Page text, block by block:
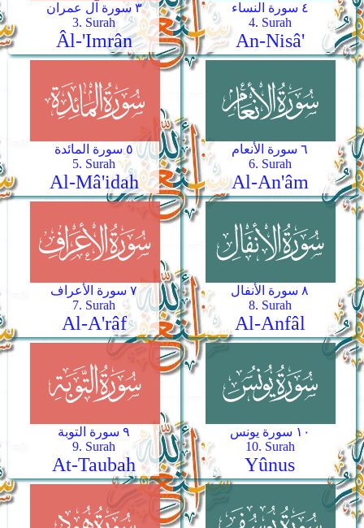
٣ سورة آل عمران
3. Surah
Âl-'Imrân
٤ سورة النساء
4. Surah
An-Nisâ'
٥ سورة المائدة
5. Surah
Al-Mâ'idah
٦ سورة الأنعام
6. Surah
Al-An'âm
٧ سورة الأعراف
7. Surah
Al-A'râf
٨ سورة الأنفال
8. Surah
Al-Anfâl
٩ سورة التوبة
9. Surah
At-Taubah
١٠ سورة يونس
10. Surah
Yûnus